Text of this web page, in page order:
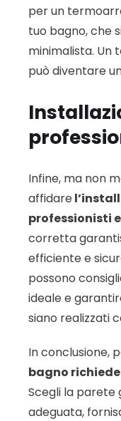
per un
tuo bagno, che
minimalista.
può diventare
Infine, ma non
affidare
professionisti
corretta
efficiente e
possono
ideale e
siano realizzati
In conclusione,
bagno
Scegli la parete
adeguata,